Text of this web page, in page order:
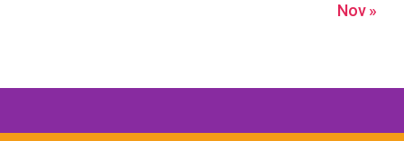
Nov »